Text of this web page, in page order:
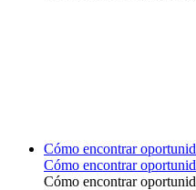
Cómo encontrar
Cómo encontrar
Cómo encontrar